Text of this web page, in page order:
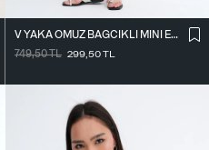
V YAKA OMUZ BAĞCIKLI MINI ELBISE E3394
749,50TL 299,50TL